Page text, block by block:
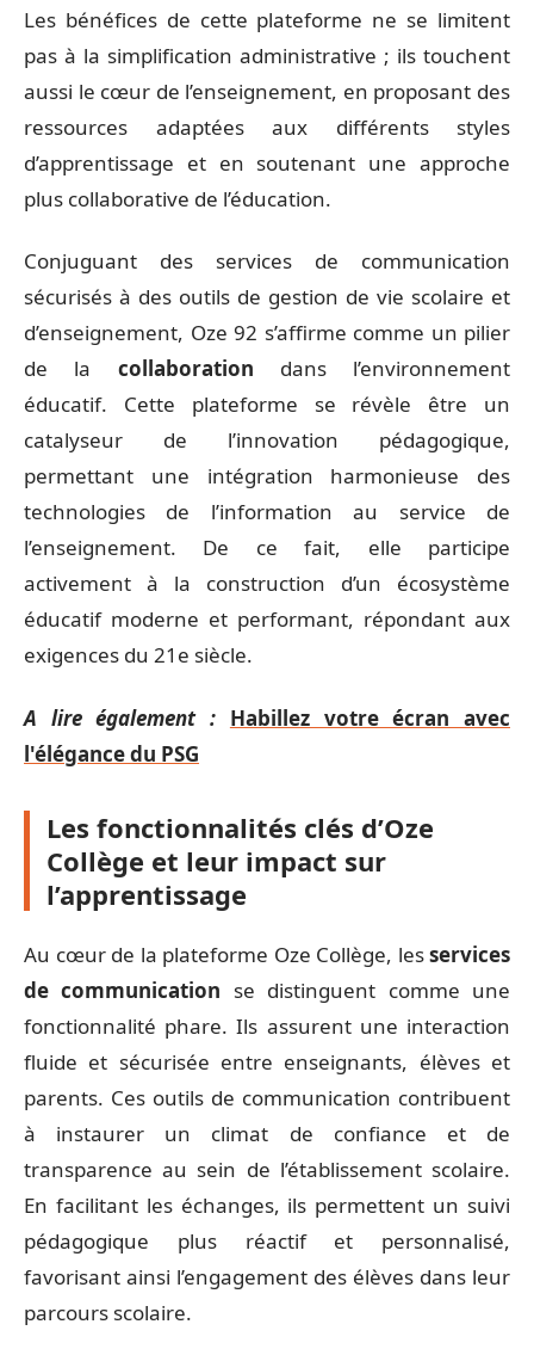
Les bénéfices de cette plateforme ne se limitent
pas à la simplification administrative ; ils touchent
aussi le cœur de l’enseignement, en proposant des
ressources adaptées aux différents styles
d’apprentissage et en soutenant une approche
plus collaborative de l’éducation.
Conjuguant des services de communication
sécurisés à des outils de gestion de vie scolaire et
d’enseignement, Oze 92 s’affirme comme un pilier
de la collaboration dans l’environnement
éducatif. Cette plateforme se révèle être un
catalyseur de l’innovation pédagogique,
permettant une intégration harmonieuse des
technologies de l’information au service de
l’enseignement. De ce fait, elle participe
activement à la construction d’un écosystème
éducatif moderne et performant, répondant aux
exigences du 21e siècle.
A lire également : Habillez votre écran avec
l'élégance du PSG
Les fonctionnalités clés d’Oze
Collège et leur impact sur
l’apprentissage
Au cœur de la plateforme Oze Collège, lesservices
de communication se distinguent comme une
fonctionnalité phare. Ils assurent une interaction
fluide et sécurisée entre enseignants, élèves et
parents. Ces outils de communication contribuent
à instaurer un climat de confiance et de
transparence au sein de l’établissement scolaire.
En facilitant les échanges, ils permettent un suivi
pédagogique plus réactif et personnalisé,
favorisant ainsi l’engagement des élèves dans leur
parcours scolaire.